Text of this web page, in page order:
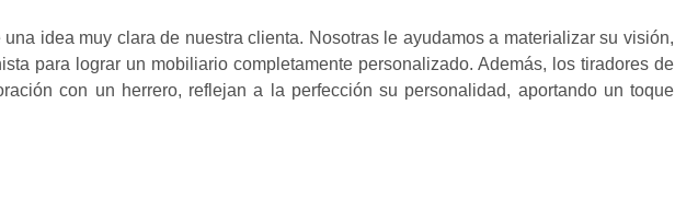
idea muy clara de nuestra clienta. Nosotras le ayudamos a materializar su visión,
para lograr un mobiliario completamente personalizado. Además, los tiradores de
con un herrero, reflejan a la perfección su personalidad, aportando un toque